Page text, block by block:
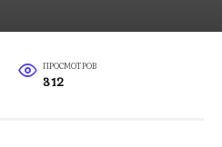
ПРОСМОТРОВ
312